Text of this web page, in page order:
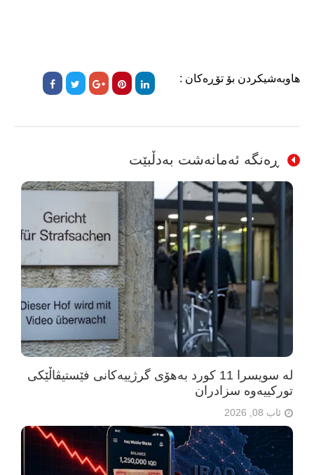
هاوبەشیکردن بۆ تۆڕەکان :
ڕەنگە ئەمانەشت بەدڵبێت
لە سویسرا 11 کورد بەهۆی گرژییەکانی فێستیڤاڵێکی
تورکییەوە سزادران
ئاب 08, 2026